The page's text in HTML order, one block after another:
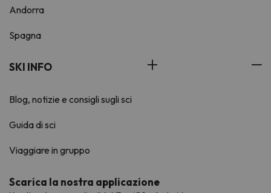
Andorra
Spagna
SKI INFO
Blog, notizie e consigli sugli sci
Guida di sci
Viaggiare in gruppo
Scarica la nostra applicazione